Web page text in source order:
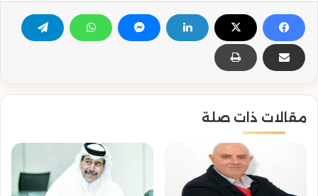
مقالات ذات صلة